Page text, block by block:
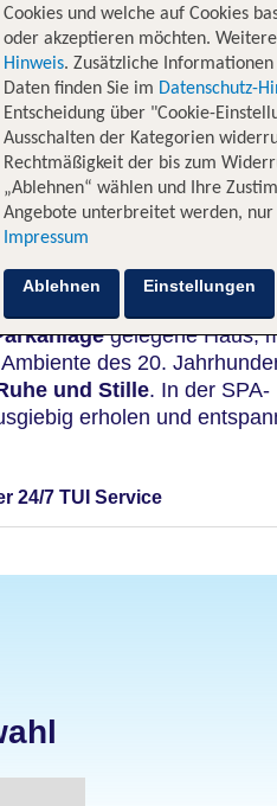
gelegene Haus,
des 20.
und Stille. In der SPA-
erholen und
24/7 TUI Service
Cookies und welche auf Cookies
oder akzeptieren möchten.
Hinweis. Zusätzliche
Daten finden Sie im Datenschutz-
Entscheidung über "Cookie-
Ausschalten der Kategorien
Rechtmäßigkeit der bis zum
„Ablehnen“ wählen und Ihre
Angebote unterbreitet werden, nur
Impressum
Ablehnen Einstellungen